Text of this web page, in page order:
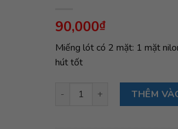
90,000₫
Miếng lót có 2 mặt: 1 mặt
hút tốt
Miếng lót cao cấp 30 x 30 cm
THÊM